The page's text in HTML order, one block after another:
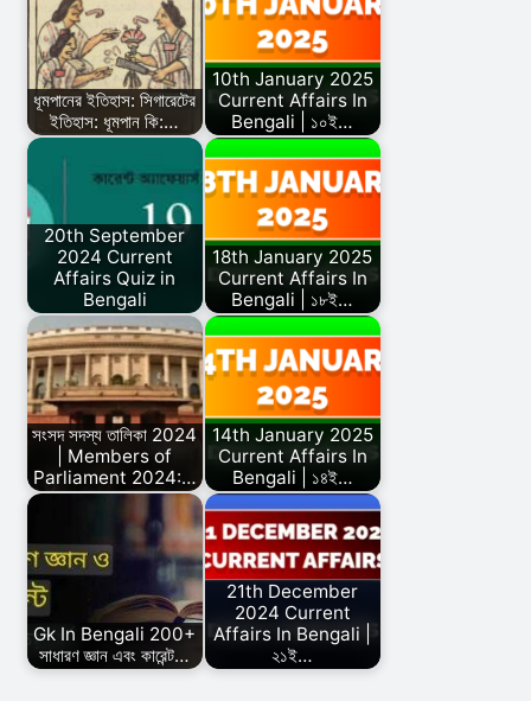
ধূমপানের ইতিহাস: সিগারেটের
ইতিহাস: ধূমপান কি:…
10th January 2025
Current Affairs In
Bengali | ১০ই…
20th September
2024 Current
Affairs Quiz in
Bengali
18th January 2025
Current Affairs In
Bengali | ১৮ই…
সংসদ সদস্য তালিকা 2024
| Members of
Parliament 2024:…
14th January 2025
Current Affairs In
Bengali | ১৪ই…
Gk In Bengali 200+
সাধারণ জ্ঞান এবং কারেন্ট…
21th December
2024 Current
Affairs In Bengali |
২১ই…